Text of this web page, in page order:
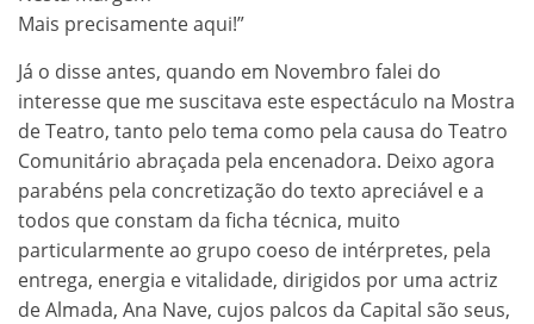
Mais precisamente aqui!”
Já o disse antes, quando em Novembro falei do
interesse que me suscitava este espectáculo na Mostra
de Teatro, tanto pelo tema como pela causa do Teatro
Comunitário abraçada pela encenadora. Deixo agora
parabéns pela concretização do texto apreciável e a
todos que constam da ficha técnica, muito
particularmente ao grupo coeso de intérpretes, pela
entrega, energia e vitalidade, dirigidos por uma actriz
de Almada, Ana Nave, cujos palcos da Capital são seus,